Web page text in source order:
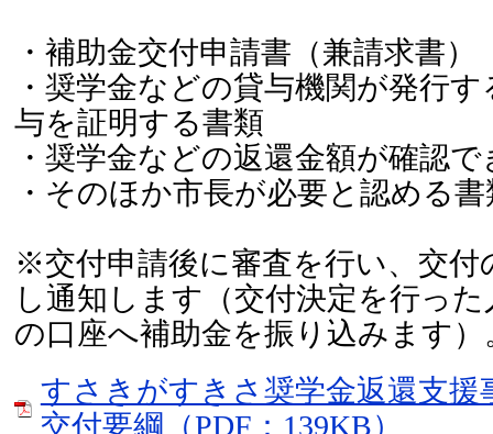
・補助金交付申請書（兼請求書）
・奨学金などの貸与機関が発行
与を証明する書類
・奨学金などの返還金額が確認
・そのほか市長が必要と認める書
※交付申請後に審査を行い、交付
し通知します（交付決定を行っ
の口座へ補助金を振り込みます）
すさきがすきさ奨学金返還支援
交付要綱（PDF：139KB）